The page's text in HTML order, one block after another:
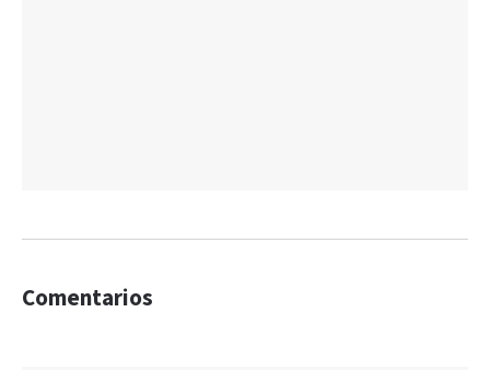
Comentarios